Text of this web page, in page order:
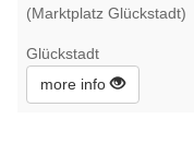
(Marktplatz Glückstadt)
Glückstadt
more info